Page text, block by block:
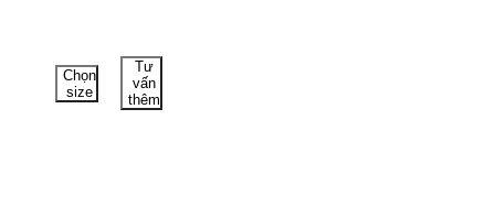
Chọn
size
Tư
vấn
thêm